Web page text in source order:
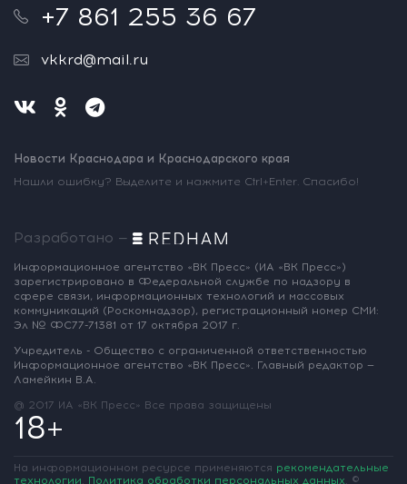
+7 861 255 36 67
vkkrd@mail.ru
Новости Краснодара и Краснодарского края
Нашли ошибку? Выделите и нажмите Ctrl+Enter. Спасибо!
Разработано —
Информационное агентство «ВК Пресс» (ИА «ВК Пресс»)
зарегистрировано в Федеральной службе по надзору в
сфере связи, информационных технологий и массовых
коммуникаций (Роскомнадзор), регистрационный номер СМИ:
Эл № ФС77-71381 от 17 октября 2017 г.
Учредитель - Общество с ограниченной ответственностью
Информационное агентство «ВК Пресс». Главный редактор —
Ламейкин В.А.
@ 2017 ИА «ВК Пресс» Все права защищены
18+
На информационном ресурсе применяются рекомендательные
технологии. Политика обработки персональных данных. ©